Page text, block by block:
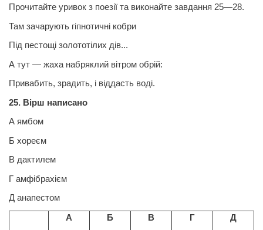
Прочитайте уривок з поезії та виконайте завдання 25—28.
Там зачарують гіпнотичні кобри
Під пестощі золототілих дів...
А тут — жаха набряклий вітром обрій:
Привабить, зрадить, і віддасть воді.
25. Вірш написано
А ямбом
Б хореєм
В дактилем
Г амфібрахієм
Д анапестом
А
Б В Г Д